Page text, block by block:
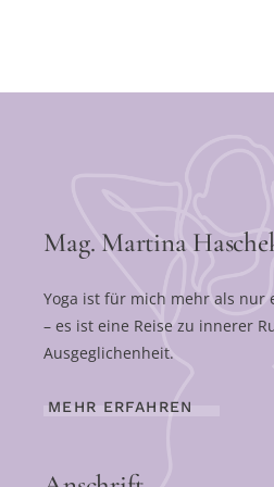
Mag. Martina
Yoga ist für mich mehr als nur
– es ist eine Reise zu innerer
Ausgeglichenheit.
MEHR ERFAHREN